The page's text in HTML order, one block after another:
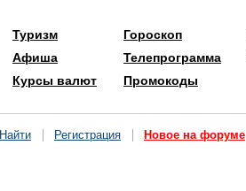
Туризм
Афиша
Курсы валют
Гороскоп
Телепрограмма
Промокоды
Найти Регистрация Новое на форуме